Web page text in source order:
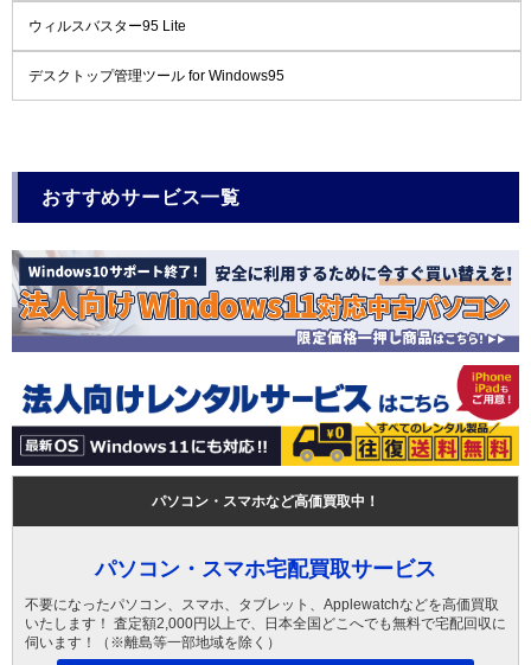
ウィルスバスター95 Lite
デスクトップ管理ツール for Windows95
おすすめサービス一覧
パソコン・スマホなど高価買取中！
パソコン・スマホ宅配買取サービス
不要になったパソコン、スマホ、タブレット、Applewatchなどを高価買取
いたします！ 査定額2,000円以上で、日本全国どこへでも無料で宅配回収に
伺います！（※離島等一部地域を除く）